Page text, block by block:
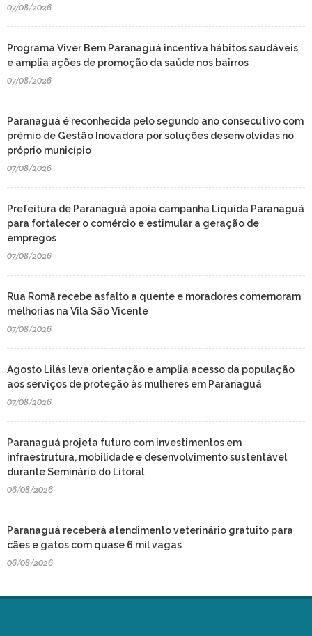
07/08/2026
Programa Viver Bem Paranaguá incentiva hábitos saudáveis
e amplia ações de promoção da saúde nos bairros
07/08/2026
Paranaguá é reconhecida pelo segundo ano consecutivo com
prêmio de Gestão Inovadora por soluções desenvolvidas no
próprio município
07/08/2026
Prefeitura de Paranaguá apoia campanha Liquida Paranaguá
para fortalecer o comércio e estimular a geração de
empregos
07/08/2026
Rua Romã recebe asfalto a quente e moradores comemoram
melhorias na Vila São Vicente
07/08/2026
Agosto Lilás leva orientação e amplia acesso da população
aos serviços de proteção às mulheres em Paranaguá
07/08/2026
Paranaguá projeta futuro com investimentos em
infraestrutura, mobilidade e desenvolvimento sustentável
durante Seminário do Litoral
06/08/2026
Paranaguá receberá atendimento veterinário gratuito para
cães e gatos com quase 6 mil vagas
06/08/2026